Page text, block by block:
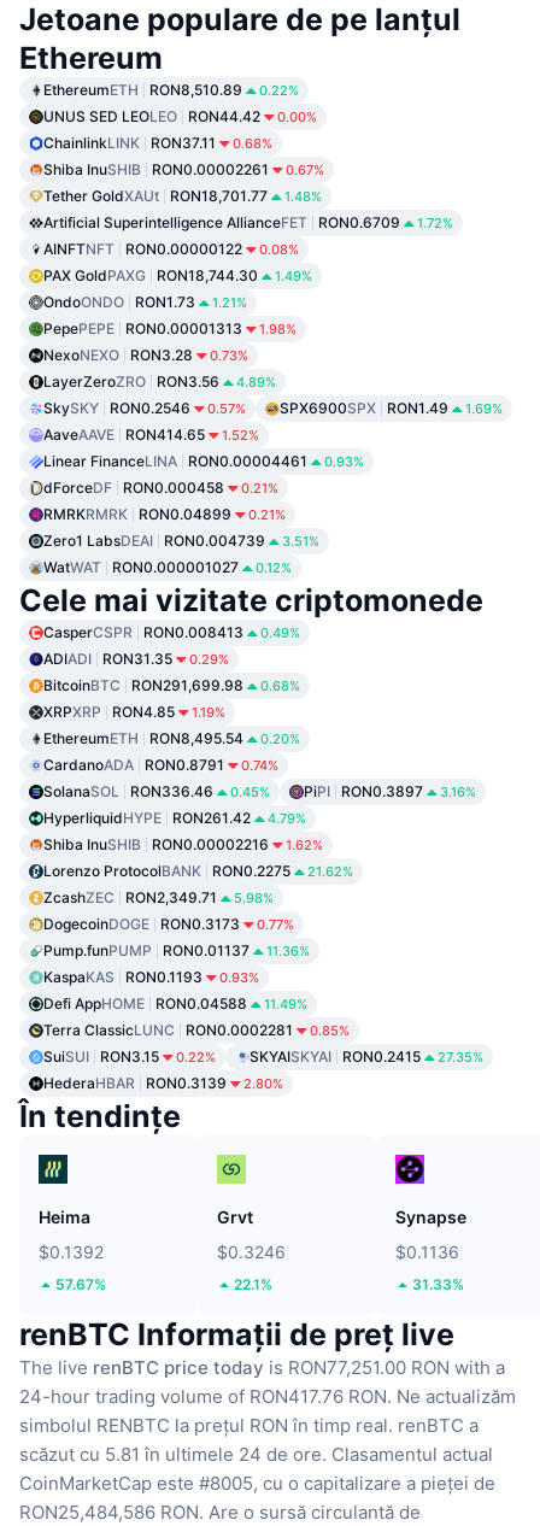
Jetoane populare de pe lanțul
Ethereum
EthereumETH RON8,510.89 0.22%
UNUS SED LEOLEO RON44.42 0.00%
ChainlinkLINK RON37.11 0.68%
Shiba InuSHIB RON0.00002261 0.67%
Tether GoldXAUt RON18,701.77 1.48%
Artificial Superintelligence AllianceFET RON0.6709 1.72%
AINFTNFT RON0.00000122 0.08%
PAX GoldPAXG RON18,744.30 1.49%
OndoONDO RON1.73 1.21%
PepePEPE RON0.00001313 1.98%
NexoNEXO RON3.28 0.73%
LayerZeroZRO RON3.56 4.89%
SkySKY RON0.2546 0.57% SPX6900SPX RON1.49 1.69%
AaveAAVE RON414.65 1.52%
Linear FinanceLINA RON0.00004461 0.93%
dForceDF RON0.000458 0.21%
RMRKRMRK RON0.04899 0.21%
Zero1 LabsDEAI RON0.004739 3.51%
WatWAT RON0.000001027 0.12%
Cele mai vizitate criptomonede
CasperCSPR RON0.008413 0.49%
ADIADI RON31.35 0.29%
BitcoinBTC RON291,699.98 0.68%
XRPXRP RON4.85 1.19%
EthereumETH RON8,495.54 0.20%
CardanoADA RON0.8791 0.74%
SolanaSOL RON336.46 0.45% PiPI RON0.3897 3.16%
HyperliquidHYPE RON261.42 4.79%
Shiba InuSHIB RON0.00002216 1.62%
Lorenzo ProtocolBANK RON0.2275 21.62%
ZcashZEC RON2,349.71 5.98%
DogecoinDOGE RON0.3173 0.77%
Pump.funPUMP RON0.01137 11.36%
KaspaKAS RON0.1193 0.93%
Defi AppHOME RON0.04588 11.49%
Terra ClassicLUNC RON0.0002281 0.85%
SuiSUI RON3.15 0.22% SKYAISKYAI RON0.2415 27.35%
HederaHBAR RON0.3139 2.80%
În tendințe
Heima
$0.1392
57.67%
Grvt
$0.3246
22.1%
Synapse
$0.1136
31.33%
renBTC Informații de preț live
The live renBTC price today is RON77,251.00 RON with a
24-hour trading volume of RON417.76 RON. Ne actualizăm
simbolul RENBTC la prețul RON în timp real. renBTC a
scăzut cu 5.81 în ultimele 24 de ore. Clasamentul actual
CoinMarketCap este #8005, cu o capitalizare a pieței de
RON25,484,586 RON. Are o sursă circulantă de